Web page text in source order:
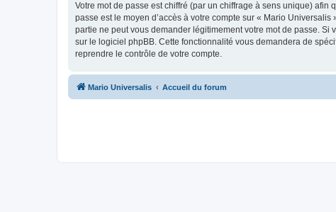
Votre mot de passe est chiffré (par un chiffrage à sens unique)
passe est le moyen d’accès à votre compte sur « Mario
partie ne peut vous demander légitimement votre mot de passe.
sur le logiciel phpBB. Cette fonctionnalité vous demandera de
reprendre le contrôle de votre compte.
Mario Universalis Accueil du forum